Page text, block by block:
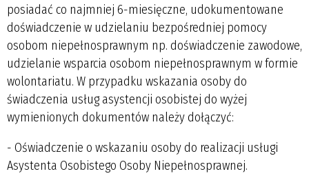
posiadać co najmniej 6-miesięczne, udokumentowane
doświadczenie w udzielaniu bezpośredniej pomocy
osobom niepełnosprawnym np. doświadczenie zawodowe,
udzielanie wsparcia osobom niepełnosprawnym w formie
wolontariatu. W przypadku wskazania osoby do
świadczenia usług asystencji osobistej do wyżej
wymienionych dokumentów należy dołączyć:
- Oświadczenie o wskazaniu osoby do realizacji usługi
Asystenta Osobistego Osoby Niepełnosprawnej.